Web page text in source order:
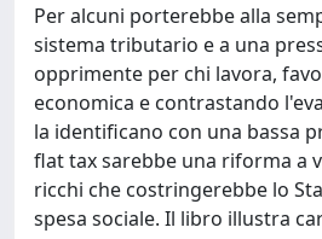
Per alcuni porterebbe alla
sistema tributario e a una
opprimente per chi lavora,
economica e contrastando
la identificano con una bassa
flat tax sarebbe una riforma a
ricchi che costringerebbe lo
spesa sociale. Il libro illustra